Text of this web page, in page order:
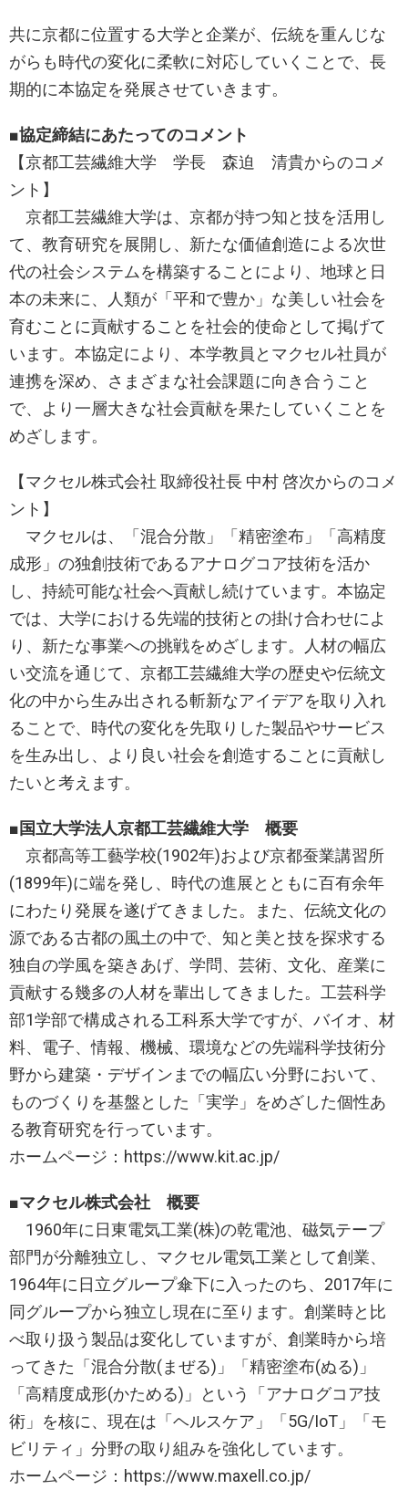
共に京都に位置する大学と企業が、伝統を重んじな
がらも時代の変化に柔軟に対応していくことで、長
期的に本協定を発展させていきます。
■協定締結にあたってのコメント
【京都工芸繊維大学 学長 森迫 清貴からのコメ
ント】
京都工芸繊維大学は、京都が持つ知と技を活用し
て、教育研究を展開し、新たな価値創造による次世
代の社会システムを構築することにより、地球と日
本の未来に、人類が「平和で豊か」な美しい社会を
育むことに貢献することを社会的使命として掲げて
います。本協定により、本学教員とマクセル社員が
連携を深め、さまざまな社会課題に向き合うこと
で、より一層大きな社会貢献を果たしていくことを
めざします。
【マクセル株式会社 取締役社長 中村 啓次からのコメ
ント】
マクセルは、「混合分散」「精密塗布」「高精度
成形」の独創技術であるアナログコア技術を活か
し、持続可能な社会へ貢献し続けています。本協定
では、大学における先端的技術との掛け合わせによ
り、新たな事業への挑戦をめざします。人材の幅広
い交流を通じて、京都工芸繊維大学の歴史や伝統文
化の中から生み出される斬新なアイデアを取り入れ
ることで、時代の変化を先取りした製品やサービス
を生み出し、より良い社会を創造することに貢献し
たいと考えます。
■国立大学法人京都工芸繊維大学 概要
京都高等工藝学校(1902年)および京都蚕業講習所
(1899年)に端を発し、時代の進展とともに百有余年
にわたり発展を遂げてきました。また、伝統文化の
源である古都の風土の中で、知と美と技を探求する
独自の学風を築きあげ、学問、芸術、文化、産業に
貢献する幾多の人材を輩出してきました。工芸科学
部1学部で構成される工科系大学ですが、バイオ、材
料、電子、情報、機械、環境などの先端科学技術分
野から建築・デザインまでの幅広い分野において、
ものづくりを基盤とした「実学」をめざした個性あ
る教育研究を行っています。
ホームページ：https://www.kit.ac.jp/
■マクセル株式会社 概要
1960年に日東電気工業(株)の乾電池、磁気テープ
部門が分離独立し、マクセル電気工業として創業、
1964年に日立グループ傘下に入ったのち、2017年に
同グループから独立し現在に至ります。創業時と比
べ取り扱う製品は変化していますが、創業時から培
ってきた「混合分散(まぜる)」「精密塗布(ぬる)」
「高精度成形(かためる)」という「アナログコア技
術」を核に、現在は「ヘルスケア」「5G/IoT」「モ
ビリティ」分野の取り組みを強化しています。
ホームページ：https://www.maxell.co.jp/